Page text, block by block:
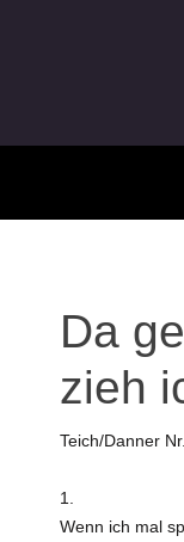
Da
zieh
Teich/Danner
1.
Wenn ich mal